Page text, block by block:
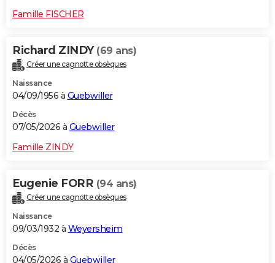
Famille FISCHER
Richard ZINDY (69 ans)
Créer une cagnotte obsèques
Naissance
04/09/1956 à Guebwiller
Décès
07/05/2026 à Guebwiller
Famille ZINDY
Eugenie FORR (94 ans)
Créer une cagnotte obsèques
Naissance
09/03/1932 à Weyersheim
Décès
04/05/2026 à Guebwiller